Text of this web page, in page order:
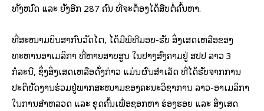
ທັງໝົດ ແລະ ຍັງອີກ 287 ຄົນ ທີ່ຈະຕ້ອງໄດ້ສືບຕໍ່ຄົ້ນຫາ.
ທີ່ສະໜາມບິນສາກົນວັດໄຕ, ໄດ້ມີພິທີມອບ-ຮັບ ສິ່ງເສດເຫລືອຂອງ
ທະຫານອາເມລິກາ ທີ່ຫາຍສາບສູນ ໃນປາງສົງຄາມຢູ່ ສປປ ລາວ 3
ກໍລະນີ, ຊຶ່ງສິ່ງເສດເຫລືອດັ່ງກ່າວ ແມ່ນຜົນສໍາເລັດ ທີ່ໄດ້ຮັບຈາກການ
ປະຕິບັດງານຮ່ວມຢູ່ພາກສະໜາມຂອງຄະນະວິຊາການ ລາວ-ອາເມລິກາ
ໃນການສໍາຫລວດ ແລະ ຂຸດຄົ້ນເພື່ອຊອກຫາ ຮ່ອງຮອຍ ແລະ ສິ່ງເສດ